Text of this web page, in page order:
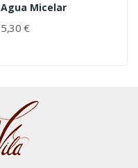
Agua Micelar
5,30 €